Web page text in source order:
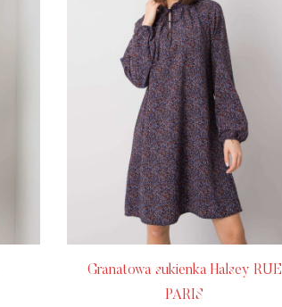
Granatowa sukienka Halsey RUE
PARIS